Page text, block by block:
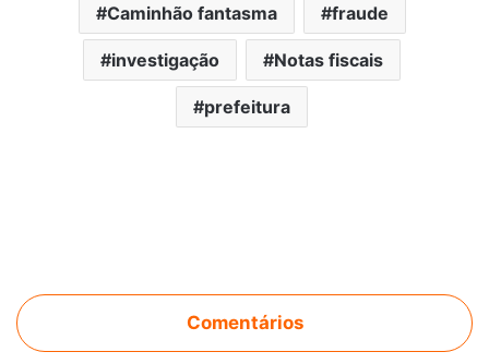
Caminhão fantasma fraude
investigação Notas fiscais
prefeitura
Comentários